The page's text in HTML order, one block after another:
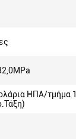
ΗΠΑ/τμήμα 1